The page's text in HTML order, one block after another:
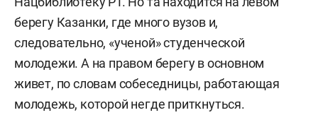
берегу Казанки, где много вузов и,
следовательно, «ученой» студенческой
молодежи. А на правом берегу в основном
живет, по словам собеседницы, работающая
молодежь, которой негде приткнуться.